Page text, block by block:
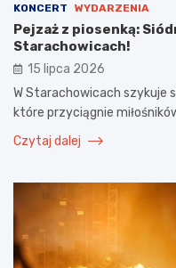
KONCERT WYDARZENIA
Pejzaż z piosenką:
Starachowicach!
15 lipca 2026
W Starachowicach szykuje
które przyciągnie
Czytaj dalej